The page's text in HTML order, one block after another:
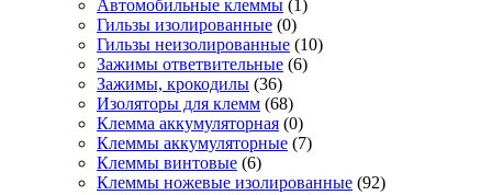
Автомобильные клеммы (1)
Гильзы изолированные (0)
Гильзы неизолированные (10)
Зажимы ответвительные (6)
Зажимы, крокодилы (36)
Изоляторы для клемм (68)
Клемма аккумуляторная (0)
Клеммы аккумуляторные (7)
Клеммы винтовые (6)
Клеммы ножевые изолированные (92)